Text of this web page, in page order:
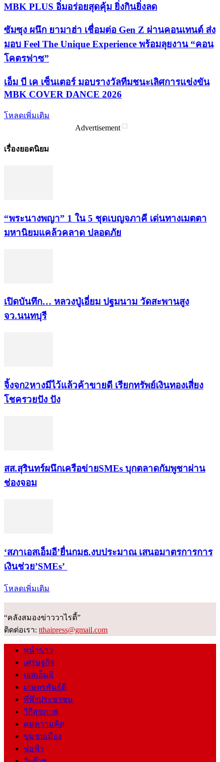
MBK PLUS อิ่มอร่อยสุดคุ้ม ยิ่งกินยิ่งลด
ซัมซุง ผนึก ยามาฮ่า เชื่อมต่อ Gen Z ผ่านคอนเทนต์ ส่ง
มอบ Feel The Unique Experience พร้อมลุยงาน “คอน
โคตรฟาซ”
เอ็ม บี เค เซ็นเตอร์ มอบรางวัลทีมชนะเลิศการแข่งขัน
MBK COVER DANCE 2026
โหลดเพิ่มเติม
Advertisement
เรื่องยอดนิยม
“พระ​นาง​พญา” 1 ใน 5​ ชุดเบญจ​ภาคี​ เด่นทางเมตตา​
มหา​นิยม​แคล้วคลาด​ ปลอดภัย​
เปิดบันทึก… หลวงปู่เอี่ยม ​ปฐม​นาม​ วัดสะพานสูง​
จว.นนทบุรี
จิ้งจก​2​หาง​มีไว้แล้ว​ค้าขาย​ดี​ เรียก​ทรัพย์เงินทอง​เสี่ยง
โชค​รวยปัง​ ปัง​
สส.สุรินทร์ผนึกเครือข่ายSMEs บุกตลาดกัมพูชาผ่าน
ช่องจอม
‘สภาเอสเอ็มอี’ยื่นกมธ.งบประมาณ เสนอมาตรการการ
เงินช่วย’SMEs’
โหลดเพิ่มเติม
“คลังสมองข่าววาไรตี้”
ติดต่อเรา: tthaipress@gmail.com
หน้าข่าว
เศรษฐกิจ
เอสเอ็มอี
เกษตรพันธุ์ดี
ที่พึ่งประชาชน
วิถีสุขภาพ
คมความคิด
ชุมชนเมือง
ช่อฟ้า